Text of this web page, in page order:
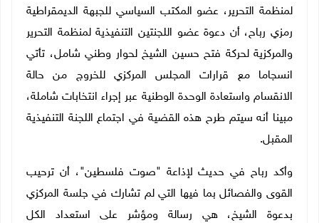
لمنظمة التحرير، عضو المكتب السياسي للجبهة الديمقراطية
رمزي رباح، أن دعوة عضو اللجنتين التنفيذية لمنظمة التحرير
والمركزية لحركة فتح حسين الشيخ لحوار وطني شامل، تأتي
انسجاما مع قرارات المجلس المركزي للخروج من حالة
الانقسام واستعادة الوحدة الوطنية عبر إجراء انتخابات شاملة،
مبينا أنه سيتم طرح هذه القضية في اجتماع اللجنة التنفيذية
المقبل.
وأكد رباح في حديث لإذاعة "صوت فلسطين"، أن ترحيب
القوى والفصائل بما فيها التي لم تشارك في جلسة المركزي
بدعوة الشيخ، هي رسالة ومؤشر على استعداد الكل